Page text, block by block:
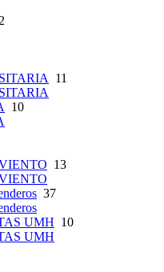
11
10
13
37
UMH 10
UMH